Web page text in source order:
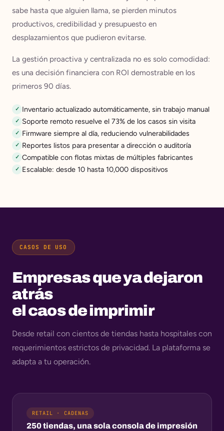
sabe hasta que alguien llama, se pierden minutos
productivos, credibilidad y presupuesto en
desplazamientos que pudieron evitarse.
La gestión proactiva y centralizada no es solo comodidad:
es una decisión financiera con ROI demostrable en los
primeros 90 días.
Inventario actualizado automáticamente, sin trabajo manual
Soporte remoto resuelve el 73% de los casos sin visita
Firmware siempre al día, reduciendo vulnerabilidades
Reportes listos para presentar a dirección o auditoría
Compatible con flotas mixtas de múltiples fabricantes
Escalable: desde 10 hasta 10,000 dispositivos
CASOS DE USO
Empresas que ya dejaron
atrás
el caos de imprimir
Desde retail con cientos de tiendas hasta hospitales con
requerimientos estrictos de privacidad. La plataforma se
adapta a tu operación.
RETAIL · CADENAS
250 tiendas, una sola consola de impresión